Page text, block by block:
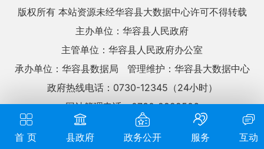
首 页 县政府 政务公开 服务 互动
版权所有 本站资源未经华容县大数据中心许可不得转载
主办单位：华容县人民政府
主管单位：华容县人民政府办公室
承办单位：华容县数据局
管理维护：华容县大数据中心
政府热线电话：0730-12345（24小时）
网站管理电话：0730-2929506
网站标识码：4306230032
湘ICP备09004767号
湘公网安备：43062302000123号
网站地图